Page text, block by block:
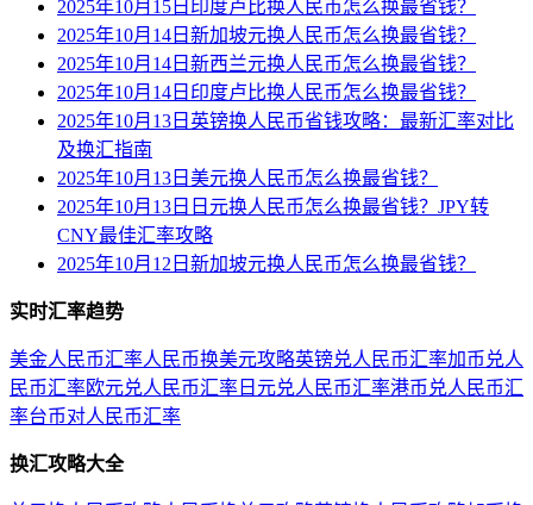
2025年10月15日印度卢比换人民币怎么换最省钱？
2025年10月14日新加坡元换人民币怎么换最省钱？
2025年10月14日新西兰元换人民币怎么换最省钱？
2025年10月14日印度卢比换人民币怎么换最省钱？
2025年10月13日英镑换人民币省钱攻略：最新汇率对比
及换汇指南
2025年10月13日美元换人民币怎么换最省钱？
2025年10月13日日元换人民币怎么换最省钱？JPY转
CNY最佳汇率攻略
2025年10月12日新加坡元换人民币怎么换最省钱？
实时汇率趋势
美金人民币汇率人民币换美元攻略英镑兑人民币汇率加币兑人
民币汇率欧元兑人民币汇率 日元兑人民币汇率港币兑人民币汇
率台币对人民币汇率
换汇攻略大全